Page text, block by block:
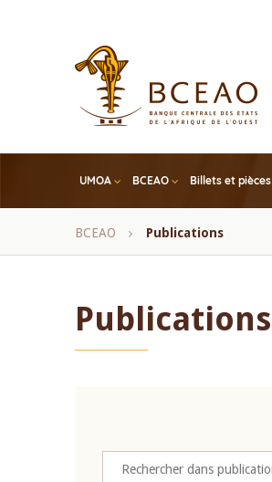
UMOA BCEAO Billets et pièces
Fil
BCEAO Publications
Publications